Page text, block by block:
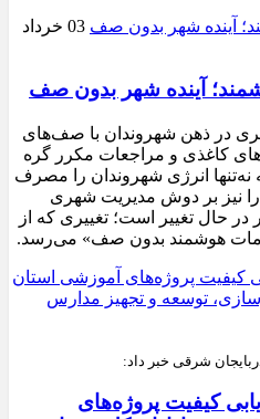
03 خرداد
آینده شهر بدون صف
در ذهن شهروندان با صف‌های
کاغذی و مراجعات مکرر گره
انرژی شهروندان را مصرف
نیز بر دوش مدیریت شهری
حال تغییر است؛ تغییری که از
هوشمند بدون صف» می‌رسد.
شرقی خبر داد:
کیفیت پروژه‌های